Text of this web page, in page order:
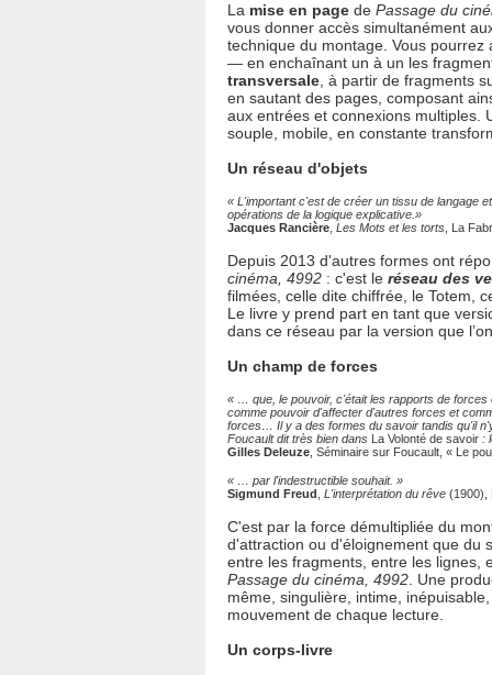
La mise en page de Passage du
vous donner accès simultanément
technique du montage. Vous
— en enchaînant un à un les
transversale , à partir de fragments
en sautant des pages, composant
aux entrées et connexions multiples.
souple, mobile, en constante
Un réseau d'objets
« L'important c'est de créer un tissu de langage
opérations de la logique explicative.»
Jacques Rancière Les Mots et les torts , La
Depuis 2013 d'autres formes ont
cinéma, 4992 : c'est le réseau des
filmées, celle dite chiffrée, le Totem,
Le livre y prend part en tant que
dans ce réseau par la version que
Un champ de forces
« … que, le pouvoir, c'était les rapports de forces
comme pouvoir d'affecter d'autres forces et
forces… Il y a des formes du savoir tandis qu'il
Foucault dit très bien dans La Volonté de savoir :
Gilles Deleuze , Séminaire sur Foucault, « Le
« … par l'indestructible souhait. »
Sigmund Freud L'interprétation du rêve (1900),
C'est par la force démultipliée du
d'attraction ou d'éloignement que du
entre les fragments, entre les lignes,
Passage du cinéma, 4992 . Une
même, singulière, intime,
mouvement de chaque lecture.
Un corps-livre